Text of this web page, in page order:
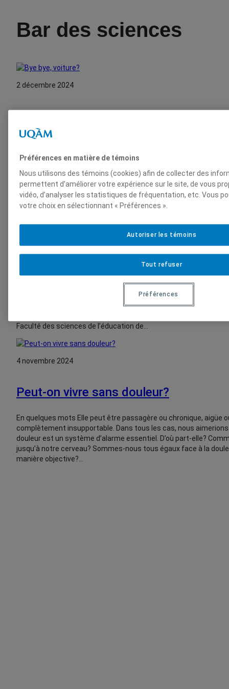
Bar des sciences
2 décembre 2024
En quelques mots Trois chercheuses proposent des solutions
collectif, favoriser le partage des véhicules dans toute la
au kilométrage, etc. Plusieurs initiatives ont déjà fait leurs
soirée fera l’objet…
Manger, c’est parfois compliqué
En quelques mots La surabondance d’informations, les diètes
sportifs ou encore les exigences environnementales, peuvent
et conduire à des troubles alimentaires graves. Comment
serein de se mettre à table ? Venez en discuter avec des
Faculté des sciences de l’éducation de…
4 novembre 2024
Peut-on vivre sans douleur?
En quelques mots Elle peut être passagère ou chronique, aigüe
complètement insupportable. Dans tous les cas, nous
douleur est un système d’alarme essentiel. D’où part-elle?
jusqu’à notre cerveau? Sommes-nous tous égaux face à la
manière objective?…
Préférences en matière de témoins
Nous utilisons des témoins (cookies) afin de collecter des
permettent d’améliorer votre expérience sur le site, de vous
vidéo, d’analyser les statistiques de fréquentation, etc. Vous
votre choix en sélectionnant « Préférences ».
Tout refuser
Autoriser les témoins
Préférences